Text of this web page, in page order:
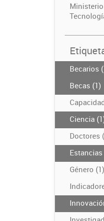
Becarios
Becas (1)
Ciencia
Doctores
Estancias
Género (1)